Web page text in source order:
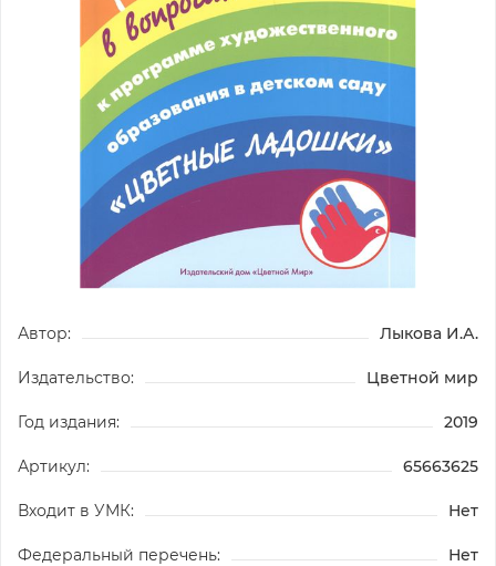
Автор: Лыкова И.А.
Издательство: Цветной мир
Год издания: 2019
Артикул: 65663625
Входит в УМК: Нет
Федеральный перечень: Нет